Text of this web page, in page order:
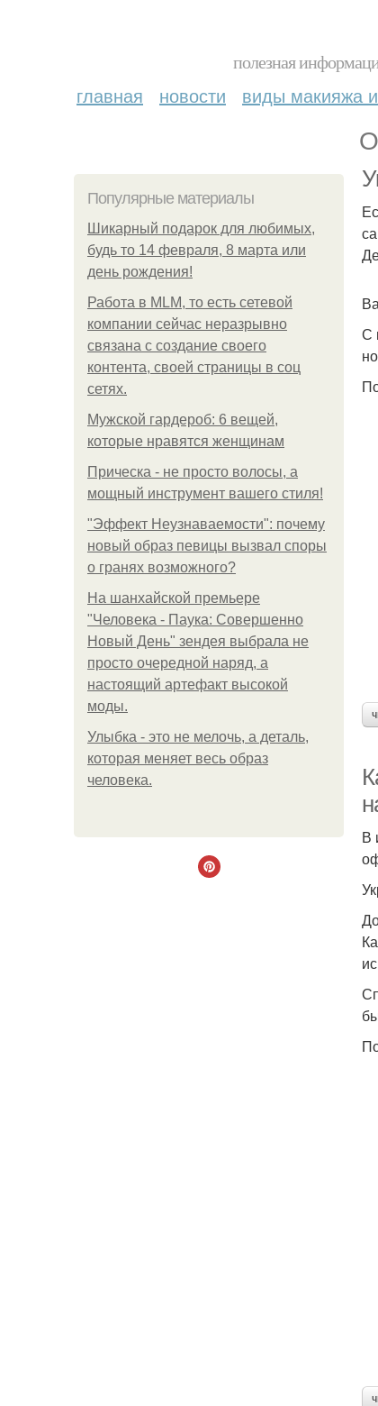
полезная
главная новости виды макияжа
Популярные материалы
Шикарный подарок для любимых,
будь то 14 февраля, 8 марта или
день рождения!
Работа в MLM, то есть сетевой
компании сейчас неразрывно
связана с создание своего
контента, своей страницы в соц
сетях.
Мужской гардероб: 6 вещей,
которые нравятся женщинам
Прическа - не просто волосы, а
мощный инструмент вашего стиля!
"Эффект Неузнаваемости": почему
новый образ певицы вызвал споры
о гранях возможного?
На шанхайской премьере
"Человека - Паука: Совершенно
Новый День" зендея выбрала не
просто очередной наряд, а
настоящий артефакт высокой
моды.
Улыбка - это не мелочь, а деталь,
которая меняет весь образ
человека.
С
В